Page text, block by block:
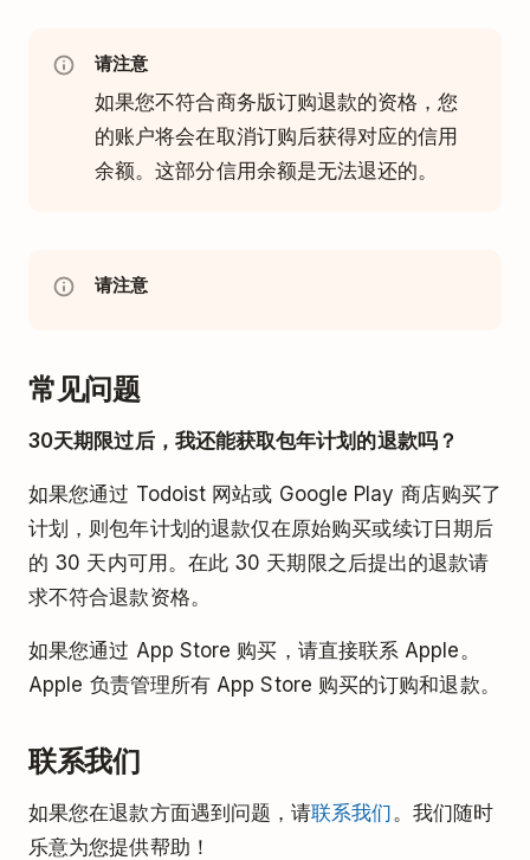
请注意
如果您不符合商务版订购退款的资格，您
的账户将会在取消订购后获得对应的信用
余额。这部分信用余额是无法退还的。
请注意
常见问题
30天期限过后，我还能获取包年计划的退款吗？
如果您通过 Todoist 网站或 Google Play 商店购买了
计划，则包年计划的退款仅在原始购买或续订日期后
的 30 天内可用。在此 30 天期限之后提出的退款请
求不符合退款资格。
如果您通过 App Store 购买，请直接联系 Apple。
Apple 负责管理所有 App Store 购买的订购和退款。
联系我们
如果您在退款方面遇到问题，请联系我们。我们随时
乐意为您提供帮助！